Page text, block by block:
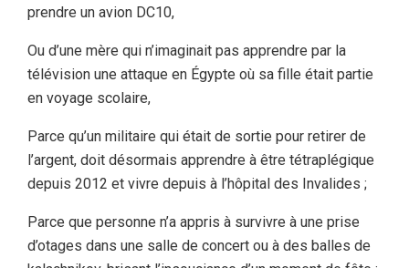
prendre un avion DC10,
Ou d’une mère qui n’imaginait pas apprendre par la
télévision une attaque en Égypte où sa fille était partie
en voyage scolaire,
Parce qu’un militaire qui était de sortie pour retirer de
l’argent, doit désormais apprendre à être tétraplégique
depuis 2012 et vivre depuis à l’hôpital des Invalides ;
Parce que personne n’a appris à survivre à une prise
d’otages dans une salle de concert ou à des balles de